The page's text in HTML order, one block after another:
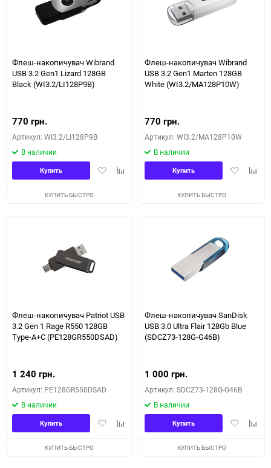
Флеш-накопичувач Wibrand
USB 3.2 Gen1 Lizard 128GB
Black (WI3.2/LI128P9B)
770 грн.
Артикул: WI3.2/LI128P9B
В наличии
ДобавитьДобавить
Купить
КУПИТЬ БЫСТРО
Флеш-накопичувач Wibrand
USB 3.2 Gen1 Marten 128GB
White (WI3.2/MA128P10W)
770 грн.
Артикул: WI3.2/MA128P10W
В наличии
Добавить
Купить
КУПИТЬ БЫСТРО
Флеш-накопичувач Patriot USB
3.2 Gen 1 Rage R550 128GB
Type-A+C (PE128GR550DSAD)
1 240 грн.
Артикул: PE128GR550DSAD
В наличии
ДобавитьДобавить
Купить
КУПИТЬ БЫСТРО
Флеш-накопичувач SanDisk
USB 3.0 Ultra Flair 128Gb Blue
(SDCZ73-128G-G46B)
1 000 грн.
Артикул: SDCZ73-128G-G46B
В наличии
Добавить
Купить
КУПИТЬ БЫСТРО